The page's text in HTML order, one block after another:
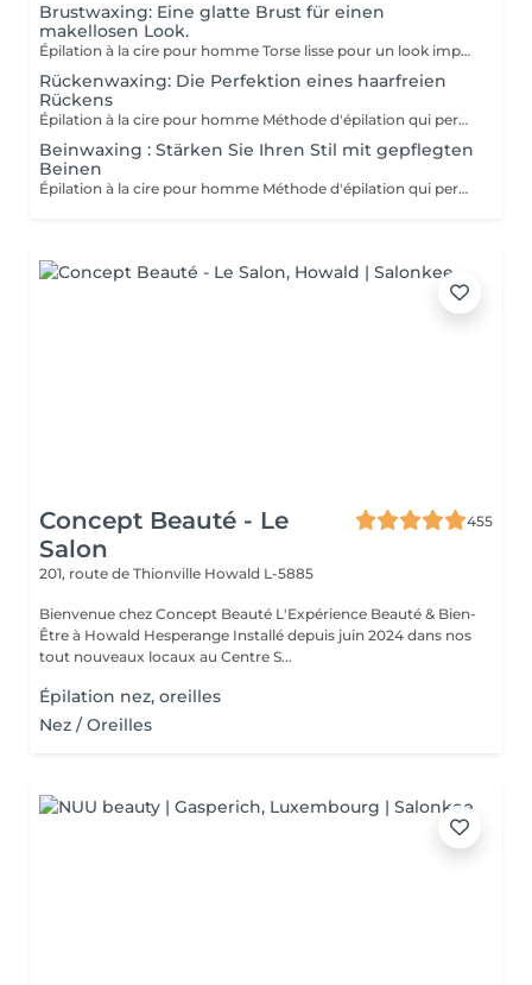
Brustwaxing: Eine glatte Brust für einen
makellosen Look.
Épilation à la cire pour homme Torse lisse pour un look impeccable. Méthode d'épilation qui permet l'élimination des poils de façon efficace. Les poils qui repoussent s'affinent et sont plus doux. Pour l'épilation masculine, nous utilisons la cire tiède pour la plupart des régions du corps et la cire chaude pour les régions plus sensibles (torse et parties intimes). Le post-épilatoire spécifique aux besoins de la peau des hommes est appliqué par la suite afin de minimiser l'apparition de petits boutons et de poils incarnés. Gardez à l'esprit qu'une exfoliation APRÈS l'épilation est la façon la plus efficace de minimiser ces effets indésirables.
Rückenwaxing: Die Perfektion eines haarfreien
Rückens
Épilation à la cire pour homme Méthode d'épilation qui permet l'élimination des poils de façon efficace. Les poils qui repoussent s'affinent et sont plus doux. Pour l'épilation masculine, nous utilisons la cire tiède pour la plupart des régions du corps et la cire chaude pour les régions plus sensibles (torse et parties intimes). Le post-épilatoire spécifique aux besoins de la peau des hommes est appliqué par la suite afin de minimiser l'apparition de petits boutons et de poils incarnés. Gardez à l'esprit qu'une exfoliation APRÈS l'épilation est la façon la plus efficace de minimiser ces effets indésirables.
Beinwaxing : Stärken Sie Ihren Stil mit gepflegten
Beinen
Épilation à la cire pour homme Méthode d'épilation qui permet l'élimination des poils de façon efficace. Les poils qui repoussent s'affinent et sont plus doux. Pour l'épilation masculine, nous utilisons la cire tiède pour la plupart des régions du corps et la cire chaude pour les régions plus sensibles (torse et parties intimes). Le post-épilatoire spécifique aux besoins de la peau des hommes est appliqué par la suite afin de minimiser l'apparition de petits boutons et de poils incarnés. Gardez à l'esprit qu'une exfoliation APRÈS l'épilation est la façon la plus efficace de minimiser ces effets indésirables.
Concept Beauté - Le
Salon
455
201, route de Thionville Howald L-5885
Bienvenue chez Concept Beauté L'Expérience Beauté & Bien-
Être à Howald Hesperange Installé depuis juin 2024 dans nos
tout nouveaux locaux au Centre S...
Épilation nez, oreilles
Nez / Oreilles